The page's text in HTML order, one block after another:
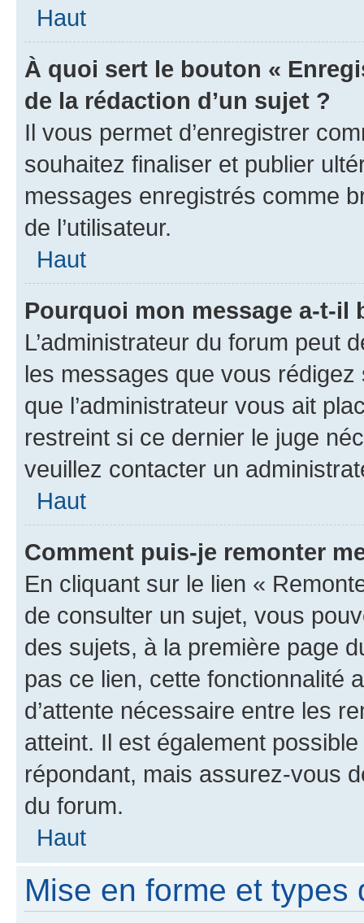
Haut
À quoi sert le bouton «
de la rédaction d’un sujet ?
Il vous permet d’enregistrer
souhaitez finaliser et publier
messages enregistrés comme
de l’utilisateur.
Haut
Pourquoi mon message a-t-il
L’administrateur du forum peut
les messages que vous
que l’administrateur vous ait
restreint si ce dernier le juge
veuillez contacter un
Haut
Comment puis-je remonter
En cliquant sur le lien «
de consulter un sujet, vous
des sujets, à la première page
pas ce lien, cette fonctionnalité
d’attente nécessaire entre les
atteint. Il est également
répondant, mais assurez-vous
du forum.
Haut
Mise en forme et types